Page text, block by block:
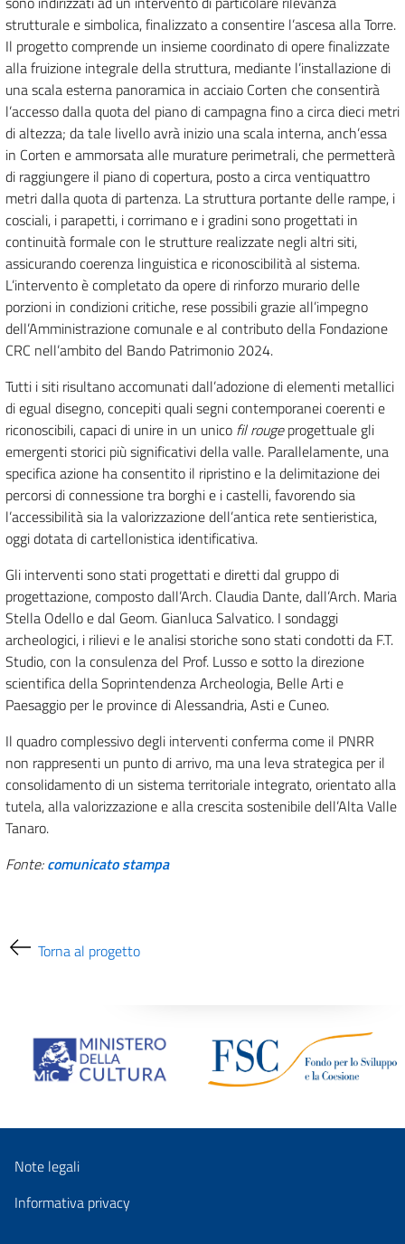
strutturale e simbolica, finalizzato a consentire l’ascesa alla Torre.
Il progetto comprende un insieme coordinato di opere finalizzate
alla fruizione integrale della struttura, mediante l’installazione di
una scala esterna panoramica in acciaio Corten che consentirà
l’accesso dalla quota del piano di campagna fino a circa dieci metri
di altezza; da tale livello avrà inizio una scala interna, anch’essa
in Corten e ammorsata alle murature perimetrali, che permetterà
di raggiungere il piano di copertura, posto a circa ventiquattro
metri dalla quota di partenza. La struttura portante delle rampe, i
cosciali, i parapetti, i corrimano e i gradini sono progettati in
continuità formale con le strutture realizzate negli altri siti,
assicurando coerenza linguistica e riconoscibilità al sistema.
L’intervento è completato da opere di rinforzo murario delle
porzioni in condizioni critiche, rese possibili grazie all’impegno
dell’Amministrazione comunale e al contributo della Fondazione
CRC nell’ambito del Bando Patrimonio 2024.
Tutti i siti risultano accomunati dall’adozione di elementi metallici
di egual disegno, concepiti quali segni contemporanei coerenti e
riconoscibili, capaci di unire in un unico fil rougeprogettuale gli
emergenti storici più significativi della valle. Parallelamente, una
specifica azione ha consentito il ripristino e la delimitazione dei
percorsi di connessione tra borghi e i castelli, favorendo sia
l’accessibilità sia la valorizzazione dell’antica rete sentieristica,
oggi dotata di cartellonistica identificativa.
Gli interventi sono stati progettati e diretti dal gruppo di
progettazione, composto dall’Arch. Claudia Dante, dall’Arch. Maria
Stella Odello e dal Geom. Gianluca Salvatico. I sondaggi
archeologici, i rilievi e le analisi storiche sono stati condotti da F.T.
Studio, con la consulenza del Prof. Lusso e sotto la direzione
scientifica della Soprintendenza Archeologia, Belle Arti e
Paesaggio per le province di Alessandria, Asti e Cuneo.
Il quadro complessivo degli interventi conferma come il PNRR
non rappresenti un punto di arrivo, ma una leva strategica per il
consolidamento di un sistema territoriale integrato, orientato alla
tutela, alla valorizzazione e alla crescita sostenibile dell’Alta Valle
Tanaro.
Fonte:comunicato stampa
Torna al progetto
Note legali
Informativa privacy